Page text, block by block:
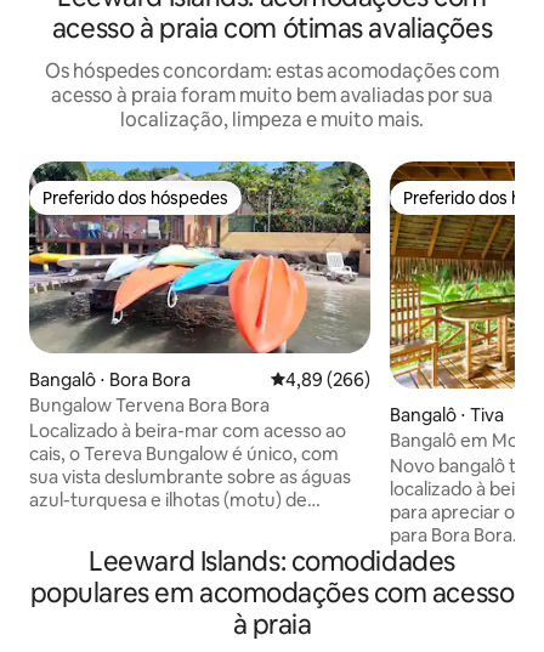
acesso à praia com ótimas avaliações
Os hóspedes concordam: estas acomodações com
acesso à praia foram muito bem avaliadas por sua
localização, limpeza e muito mais.
Preferido dos hóspedes
Preferido dos hóspedes
Bangalô ⋅ Bora Bora 4,89 de uma avaliação média de
4,89 (266)
Bungalow Tervena Bora Bora
Localizado à beira-mar com acesso ao
cais, o Tereva Bungalow é único, com
sua vista deslumbrante sobre as águas
azul-turquesa e ilhotas (motu) de
sobre palafitas acima da lagoa, com
pontos de mergulho com snorkel
acessíveis de caiaque. Nós fornecemos
transporte para o check-in e check-out
(com parada no supermercado).
Preferido dos
Preferido dos
Bangalô ⋅ Tiva
Bangalô em
Novo bangalô
localizado à beira-mar. Lugar
para apreciar o
para Bora Bora.
lado da rua para
Lugar tranquilo. Transferências: Grátis a
partir da doca de
Leeward Islands: comodidades
populares em acomodações com acesso
à praia